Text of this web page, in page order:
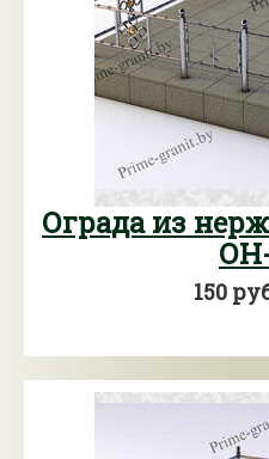
Ограда из
150